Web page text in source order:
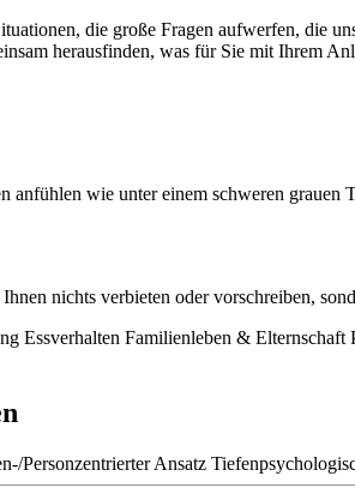
die große Fragen aufwerfen, die
herausfinden, was für Sie mit Ihrem
anfühlen wie unter einem schweren grauen
nichts verbieten oder vorschreiben,
Essverhalten Familienleben & Elternschaft
Personzentrierter Ansatz